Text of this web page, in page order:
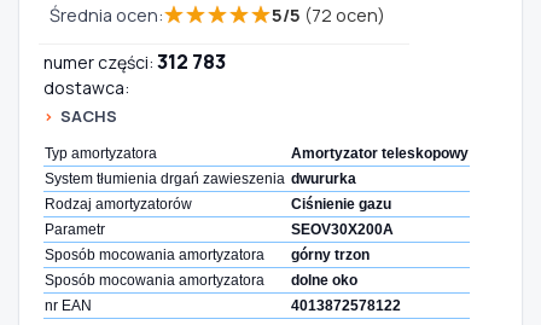
Średnia ocen:★★★★★5/5 (72 ocen)
numer części: 312 783
dostawca:
SACHS
Typ amortyzatora
Amortyzator teleskopowy
System tłumienia drgań zawieszenia dwururka
Rodzaj amortyzatorów
Ciśnienie gazu
Parametr
SEOV30X200A
Sposób mocowania amortyzatora
górny trzon
Sposób mocowania amortyzatora
dolne oko
nr EAN
4013872578122